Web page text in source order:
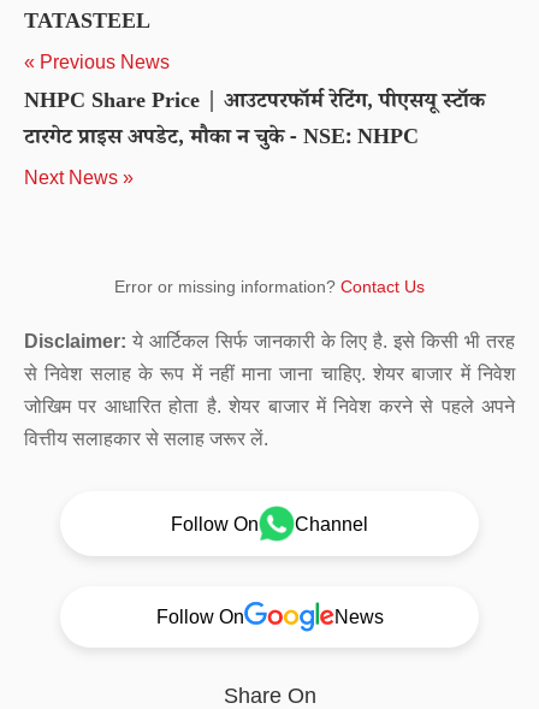
TATASTEEL
« Previous News
NHPC Share Price | आउटपरफॉर्म रेटिंग, पीएसयू स्टॉक
टारगेट प्राइस अपडेट, मौका न चुके - NSE: NHPC
Next News »
Error or missing information? Contact Us
Disclaimer: ये आर्टिकल सिर्फ जानकारी के लिए है. इसे किसी भी तरह
से निवेश सलाह के रूप में नहीं माना जाना चाहिए. शेयर बाजार में निवेश
जोखिम पर आधारित होता है. शेयर बाजार में निवेश करने से पहले अपने
वित्तीय सलाहकार से सलाह जरूर लें.
Follow On Channel
Follow On News
Share On